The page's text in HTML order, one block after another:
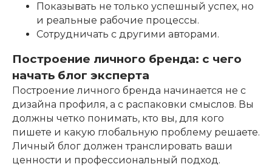
Показывать не только успешный успех, но
и реальные рабочие процессы.
Сотрудничать с другими авторами.
Построение личного бренда: с чего
начать блог эксперта
Построение личного бренда начинается не с
дизайна профиля, а с распаковки смыслов. Вы
должны четко понимать, кто вы, для кого
пишете и какую глобальную проблему решаете.
Личный блог должен транслировать ваши
ценности и профессиональный подход.